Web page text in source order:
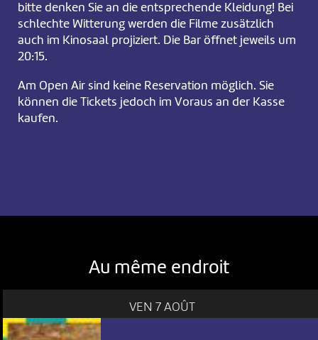
bitte denken Sie an die entsprechende Kleidung! Bei
schlechte Witterung werden die Filme zusätzlich
auch im Kinosaal projiziert. Die Bar öffnet jeweils um
20:15.
Am Open Air sind keine Reservation möglich. Sie
können die Tickets jedoch im Voraus an der Kasse
kaufen.
Au même endroit
VEN 7 AOÛT